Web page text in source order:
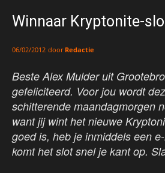
Winnaar Kryptonite-
06/02/2012 door Redactie
Beste Alex Mulder uit
gefeliciteerd. Voor jou wordt
schitterende maandagmorgen
want jij wint het nieuwe
goed is, heb je inmiddels een
komt het slot snel je kant op.